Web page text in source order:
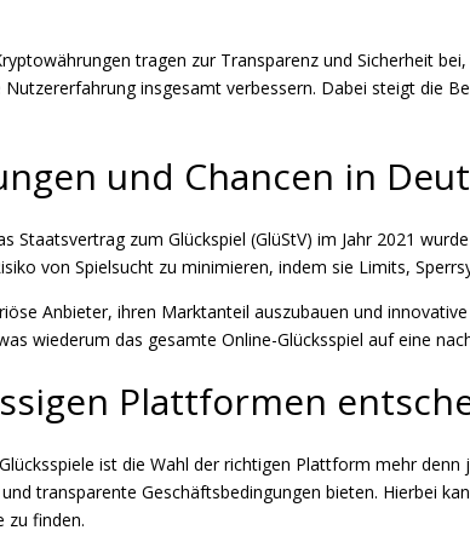
tragen zur Transparenz und Sicherheit
insgesamt verbessern. Dabei steigt die
und Chancen in
zum Glückspiel (GlüStV) im Jahr 2021
von Spielsucht zu minimieren, indem sie Limits,
Anbieter, ihren Marktanteil auszubauen und
wiederum das gesamte Online-Glücksspiel auf eine
Plattformen
ist die Wahl der richtigen Plattform mehr
transparente Geschäftsbedingungen bieten. Hierbei
zu finden.